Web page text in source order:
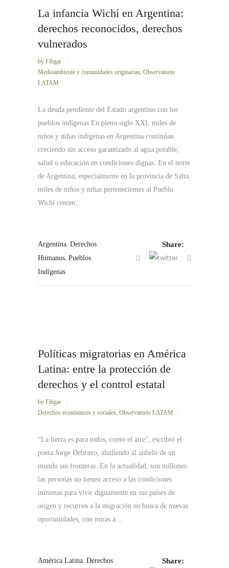
La infancia Wichí en Argentina:
derechos reconocidos, derechos
vulnerados
by Fibgar
Medioambiente y comunidades originarias, Observatorio
LATAM
La deuda pendiente del Estado argentino con los
pueblos indígenas En pleno siglo XXI, miles de
niños y niñas indígenas en Argentina continúan
creciendo sin acceso garantizado al agua potable,
salud o educación en condiciones dignas. En el norte
de Argentina, especialmente en la provincia de Salta,
miles de niños y niñas pertenecientes al Pueblo
Wichí crecen...
Argentina, Derechos
Humanos, Pueblos
Indígenas
Share:
Políticas migratorias en América
Latina: entre la protección de
derechos y el control estatal
by Fibgar
Derechos económicos y sociales, Observatorio LATAM
“La tierra es para todos, como el aire”, escribió el
poeta Jorge Debravo, aludiendo al anhelo de un
mundo sin fronteras. En la actualidad, son millones
las personas no tienen acceso a las condiciones
mínimas para vivir dignamente en sus países de
origen y recurren a la migración en busca de nuevas
oportunidades, con miras a...
América Latina, Derechos Share: